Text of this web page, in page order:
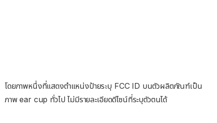
โดยภาพหนึ่งที่แสดงตำแหน่งป้ายระบุ FCC ID บนตัวผลิตภัณฑ์เป็น
ภาพ ear cup ทั่วไป ไม่มีรายละเอียดดีไซน์ที่ระบุตัวตนได้